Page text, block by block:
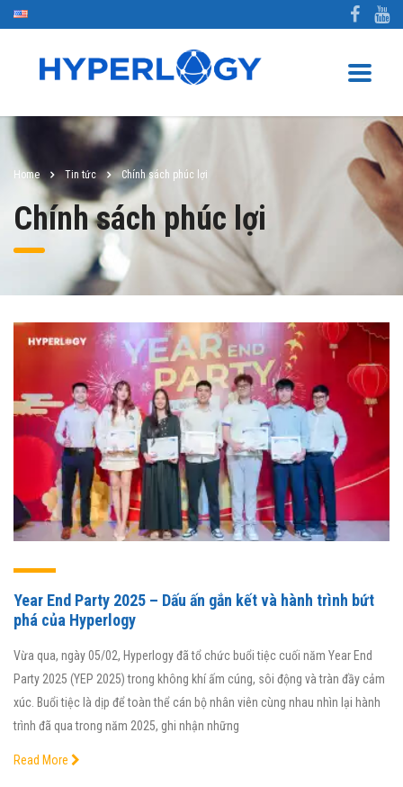
Home Tin tức Chính sách phúc lợi
Chính sách phúc lợi
Year End Party 2025 – Dấu ấn gắn kết và hành trình bứt
phá của Hyperlogy
Vừa qua, ngày 05/02, Hyperlogy đã tổ chức buổi tiệc cuối năm Year End
Party 2025 (YEP 2025) trong không khí ấm cúng, sôi động và tràn đầy cảm
xúc. Buổi tiệc là dịp để toàn thể cán bộ nhân viên cùng nhau nhìn lại hành
trình đã qua trong năm 2025, ghi nhận những
Read More